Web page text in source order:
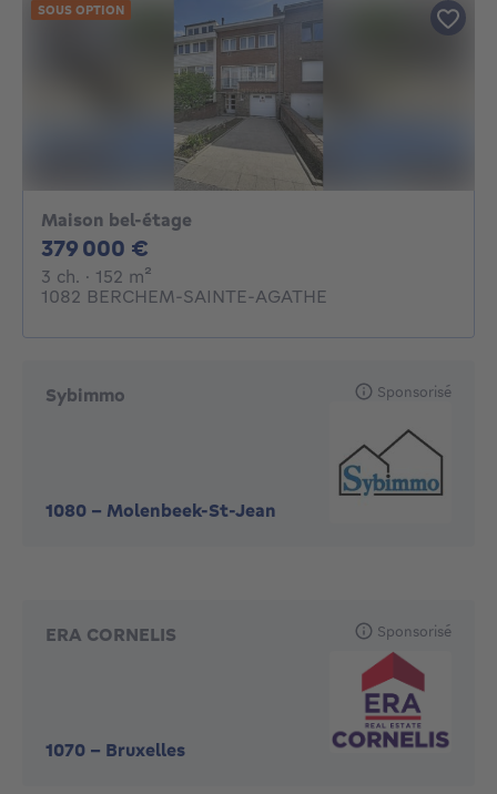
Maison bel-étage
379 000 €
3 ch. 3 chambres
· 152 m²
1082 BERCHEM-SAINTE-AGATHE
SOUS OPTION
Sybimmo
1080 - Molenbeek-St-Jean
Sponsorisé
ERA CORNELIS
1070 - Bruxelles
Sponsorisé